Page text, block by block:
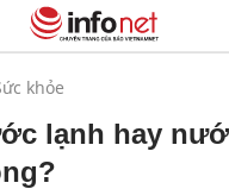
khỏe
lạnh hay